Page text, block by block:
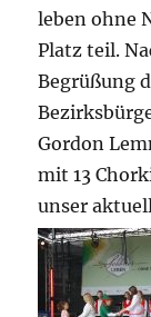
leben ohne
Platz teil.
Begrüßung
Gordon
mit 13
unser